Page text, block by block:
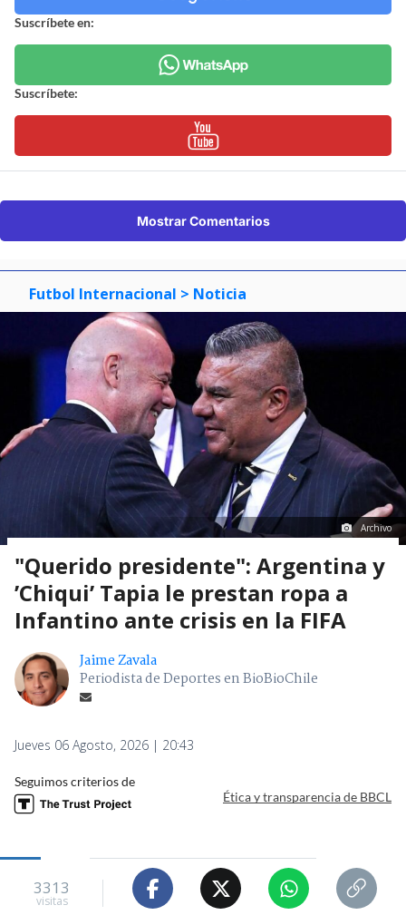
Suscríbete en:
Suscríbete:
Mostrar Comentarios
Futbol Internacional > Noticia
Archivo
"Querido presidente": Argentina y
’Chiqui’ Tapia le prestan ropa a
Infantino ante crisis en la FIFA
Jaime Zavala
Periodista de Deportes en BioBioChile
Jueves 06 Agosto, 2026 | 20:43
Seguimos criterios de
Ética y transparencia de BBCL
3313
visitas